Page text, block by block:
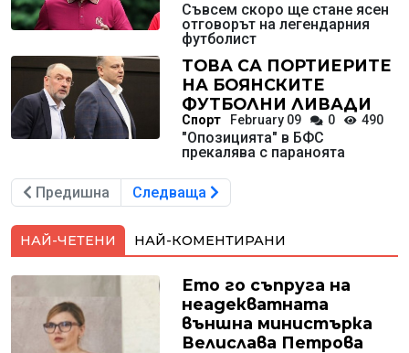
Съвсем скоро ще стане ясен
отговорът на легендарния
футболист
ТОВА СА ПОРТИЕРИТЕ
НА БОЯНСКИТЕ
ФУТБОЛНИ ЛИВАДИ
Спорт February 09 0 490
"Опозицията" в БФС
прекалява с параноята
Предишна Следваща
НАЙ-ЧЕТЕНИ НАЙ-КОМЕНТИРАНИ
Ето го съпруга на
неадекватната
външна министърка
Велислава Петрова